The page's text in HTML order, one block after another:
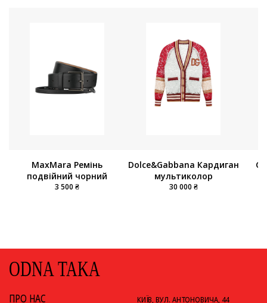
MaxMara Ремінь
подвійний чорний
3 500 ₴
Dolce&Gabbana Кардиган
мультиколор
30 000 ₴
ODNA TAKA
ПРО НАС КИЇВ, ВУЛ. АНТОНОВИЧА, 44